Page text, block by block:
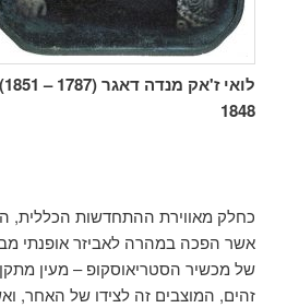
לואי ז'אק מנדה דאגר (1787 – 1851)
1848
כחלק מאווירת ההתחדשות
אשר הפכה במהרה לאביזר אופנתי
של מכשיר הסטריאוסקופ – מעין
זהים, המוצבים זה לצידו של האחר,